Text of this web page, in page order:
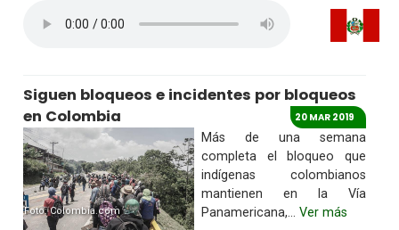
Siguen bloqueos e incidentes por bloqueos
en Colombia
20 MAR 2019
Foto: Colombia.com
Más de una semana
completa el bloqueo que
indígenas colombianos
mantienen en la Vía
Panamericana,... Ver más